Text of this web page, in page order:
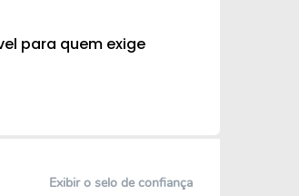
para quem exige
Exibir o selo de confiança